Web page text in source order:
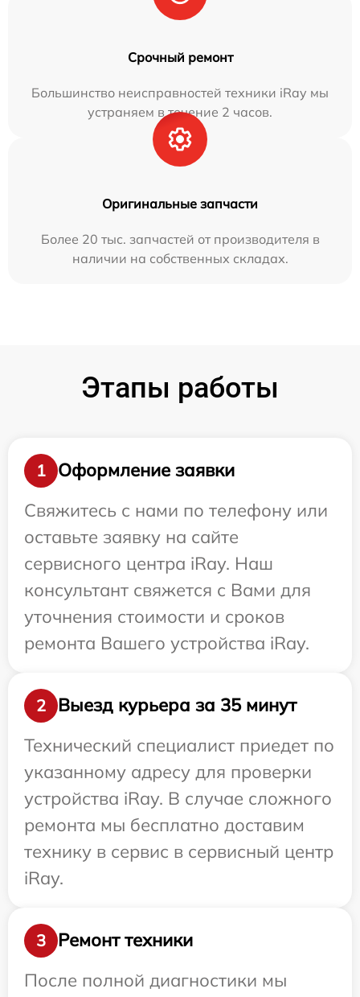
Срочный ремонт
Большинство неисправностей техники iRay мы
устраняем в течение 2 часов.
Оригинальные запчасти
Более 20 тыс. запчастей от производителя в
наличии на собственных складах.
Этапы работы
1
Оформление заявки
Свяжитесь с нами по телефону или
оставьте заявку на сайте
сервисного центра iRay. Наш
консультант свяжется с Вами для
уточнения стоимости и сроков
ремонта Вашего устройства iRay.
2
Выезд курьера за 35 минут
Технический специалист приедет по
указанному адресу для проверки
устройства iRay. В случае сложного
ремонта мы бесплатно доставим
технику в сервис в сервисный центр
iRay.
3
Ремонт техники
После полной диагностики мы